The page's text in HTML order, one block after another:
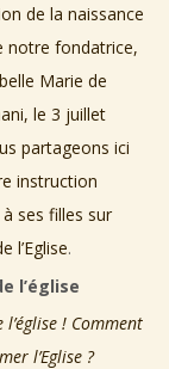
de la naissance
notre fondatrice,
Marie de
le 3 juillet
partageons ici
instruction
à ses filles sur
l’Eglise.
l’église
! Comment
l’Eglise ?